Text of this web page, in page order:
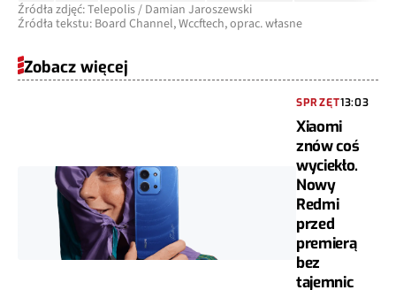
Źródła zdjęć: Telepolis / Damian Jaroszewski
Źródła tekstu: Board Channel, Wccftech, oprac. własne
Zobacz więcej
SPRZĘT13:03
Xiaomi
znów coś
wyciekło.
Nowy
Redmi
przed
premierą
bez
tajemnic